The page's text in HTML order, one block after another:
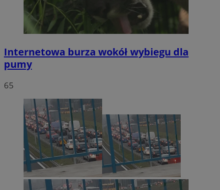
Internetowa burza wokół wybiegu dla
pumy
65